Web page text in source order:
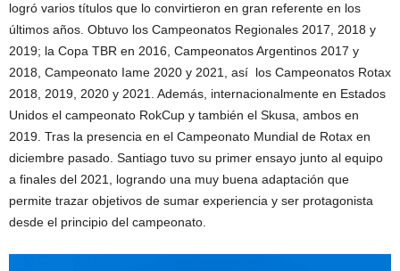
logró varios títulos que lo convirtieron en gran referente en los
últimos años. Obtuvo los Campeonatos Regionales 2017, 2018 y
2019; la Copa TBR en 2016, Campeonatos Argentinos 2017 y
2018, Campeonato Iame 2020 y 2021, así los Campeonatos Rotax
2018, 2019, 2020 y 2021. Además, internacionalmente en Estados
Unidos el campeonato RokCup y también el Skusa, ambos en
2019. Tras la presencia en el Campeonato Mundial de Rotax en
diciembre pasado. Santiago tuvo su primer ensayo junto al equipo
a finales del 2021, logrando una muy buena adaptación que
permite trazar objetivos de sumar experiencia y ser protagonista
desde el principio del campeonato.